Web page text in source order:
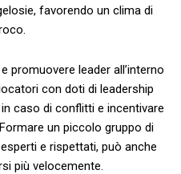
favorendo ⁤un ‌clima ⁣di
promuovere leader all’interno
con doti di leadership
caso‍ di ⁤conflitti e incentivare
​un piccolo gruppo di
​e rispettati, può⁢ anche⁣
più velocemente.